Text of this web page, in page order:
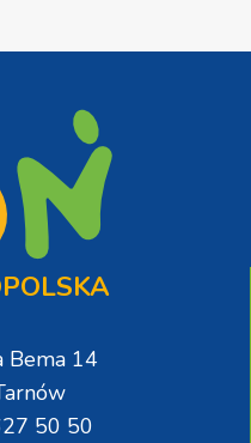
Bema 14
50 50